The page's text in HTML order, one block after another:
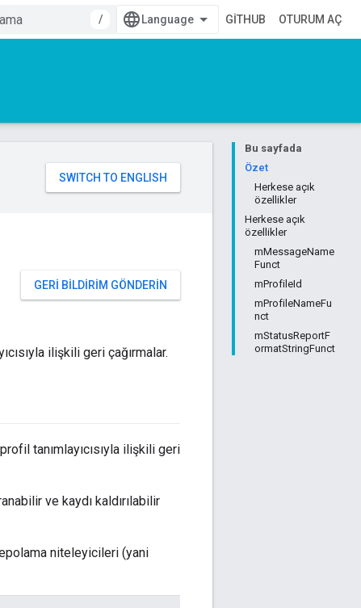
/
GITHUB OTURUM AÇ
Bu sayfada
Özet
Herkese açık
özellikler
Herkese açık
özellikler
mMessageName
Funct
mProfileId
mProfileNameFu
nct
mStatusReportF
ormatStringFunct
GERI BILDIRIM GÖNDERIN
ilişkili geri çağırmalar.
tanımlayıcısıyla ilişkili geri
ve kaydı kaldırılabilir
niteleyicileri (yani